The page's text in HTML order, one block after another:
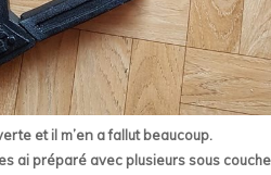
et il m’en a fallut beaucoup.
ai préparé avec plusieurs sous couche